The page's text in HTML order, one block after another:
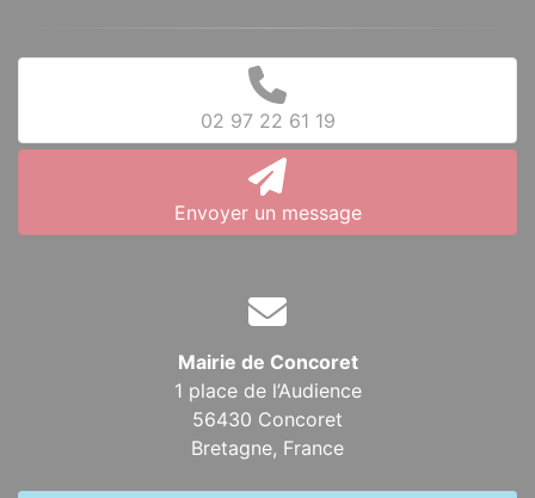
02 97 22 61 19
Envoyer un message
Mairie de Concoret
1 place de l’Audience
56430 Concoret
Bretagne, France